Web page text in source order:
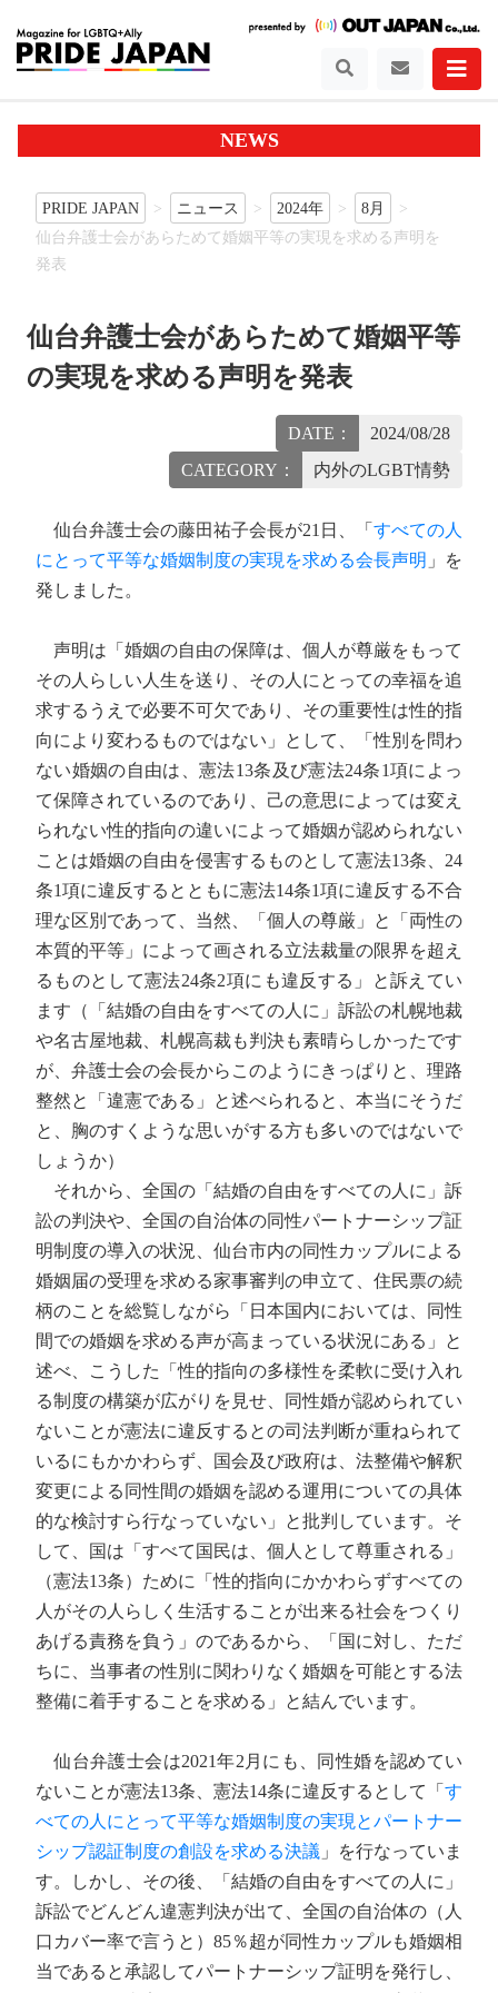
NEWS
PRIDE JAPAN ニュース 2024年
8月
仙台弁護士会があらためて婚姻平等の実現を求める声明を
発表
仙台弁護士会があらためて婚姻平等
の実現を求める声明を発表
DATE：
2024/08/28
CATEGORY：
内外のLGBT情勢
仙台弁護士会の藤田祐子会長が21日、「 すべての人
にとって平等な婚姻制度の実現を求める会長声明 」を
発しました。
声明は「婚姻の自由の保障は、個人が尊厳をもって
その人らしい人生を送り、その人にとっての幸福を追
求するうえで必要不可欠であり、その重要性は性的指
向により変わるものではない」として、「性別を問わ
ない婚姻の自由は、憲法13条及び憲法24条1項によっ
て保障されているのであり、己の意思によっては変え
られない性的指向の違いによって婚姻が認められない
ことは婚姻の自由を侵害するものとして憲法13条、24
条1項に違反するとともに憲法14条1項に違反する不合
理な区別であって、当然、「個人の尊厳」と「両性の
本質的平等」によって画される立法裁量の限界を超え
るものとして憲法24条2項にも違反する」と訴えてい
ます（「結婚の自由をすべての人に」訴訟の札幌地裁
や名古屋地裁、札幌高裁も判決も素晴らしかったです
が、弁護士会の会長からこのようにきっぱりと、理路
整然と「違憲である」と述べられると、本当にそうだ
と、胸のすくような思いがする方も多いのではないで
しょうか）
それから、全国の「結婚の自由をすべての人に」訴
訟の判決や、全国の自治体の同性パートナーシップ証
明制度の導入の状況、仙台市内の同性カップルによる
婚姻届の受理を求める家事審判の申立て、住民票の続
柄のことを総覧しながら「日本国内においては、同性
間での婚姻を求める声が高まっている状況にある」と
述べ、こうした「性的指向の多様性を柔軟に受け入れ
る制度の構築が広がりを見せ、同性婚が認められてい
ないことが憲法に違反するとの司法判断が重ねられて
いるにもかかわらず、国会及び政府は、法整備や解釈
変更による同性間の婚姻を認める運用についての具体
的な検討すら行なっていない」と批判しています。そ
して、国は「すべて国民は、個人として尊重される」
（憲法13条）ために「性的指向にかかわらずすべての
人がその人らしく生活することが出来る社会をつくり
あげる責務を負う」のであるから、「国に対し、ただ
ちに、当事者の性別に関わりなく婚姻を可能とする法
整備に着手することを求める」と結んでいます。
仙台弁護士会は2021年2月にも、同性婚を認めてい
ないことが憲法13条、憲法14条に違反するとして「 す
べての人にとって平等な婚姻制度の実現とパートナー
シップ認証制度の創設を求める決議 」を行なっていま
す。しかし、その後、「結婚の自由をすべての人に」
訴訟でどんどん違憲判決が出て、全国の自治体の（人
口カバー率で言うと）85％超が同性カップルも婚姻相
当であると承認してパートナーシップ証明を発行し、